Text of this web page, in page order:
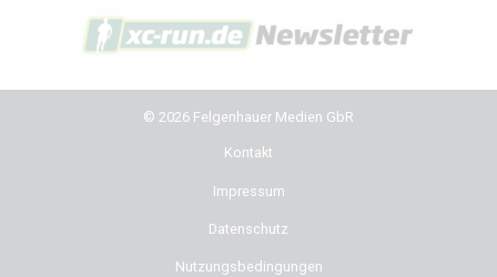
© 2026 Felgenhauer Medien GbR
Kontakt
Impressum
Datenschutz
Nutzungsbedingungen